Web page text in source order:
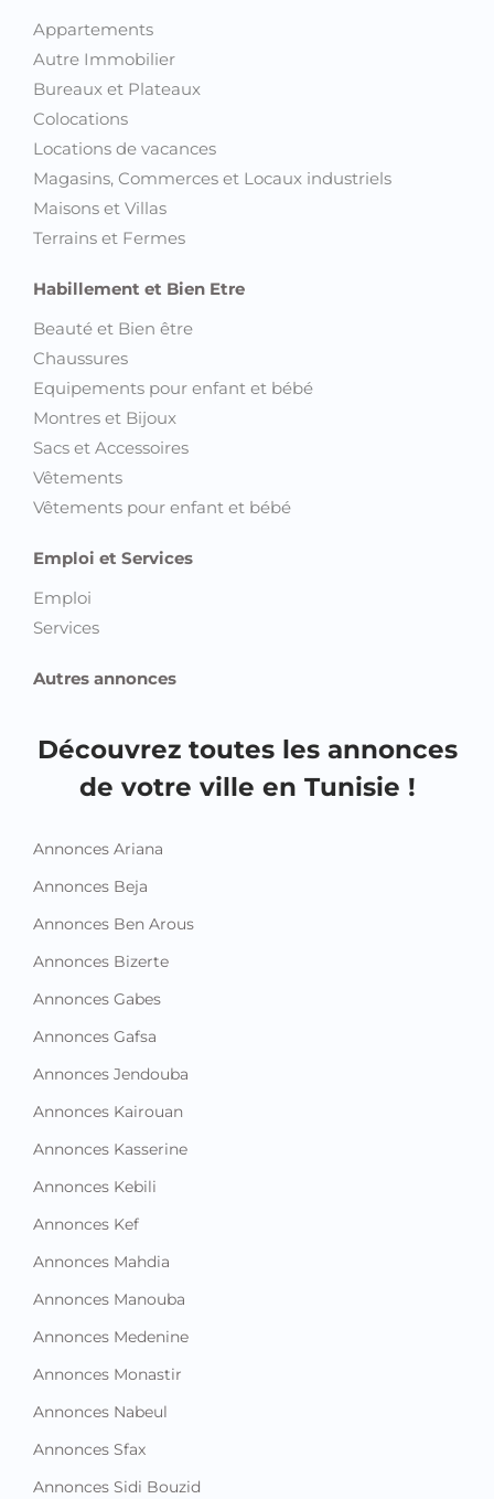
Appartements
Autre Immobilier
Bureaux et Plateaux
Colocations
Locations de vacances
Magasins, Commerces et Locaux industriels
Maisons et Villas
Terrains et Fermes
Habillement et Bien Etre
Beauté et Bien être
Chaussures
Equipements pour enfant et bébé
Montres et Bijoux
Sacs et Accessoires
Vêtements
Vêtements pour enfant et bébé
Emploi et Services
Emploi
Services
Autres annonces
Découvrez toutes les annonces
de votre ville en Tunisie !
Annonces Ariana
Annonces Beja
Annonces Ben Arous
Annonces Bizerte
Annonces Gabes
Annonces Gafsa
Annonces Jendouba
Annonces Kairouan
Annonces Kasserine
Annonces Kebili
Annonces Kef
Annonces Mahdia
Annonces Manouba
Annonces Medenine
Annonces Monastir
Annonces Nabeul
Annonces Sfax
Annonces Sidi Bouzid